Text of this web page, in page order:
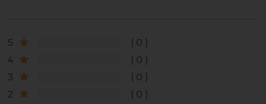
5
0
4
0
3
0
2
0